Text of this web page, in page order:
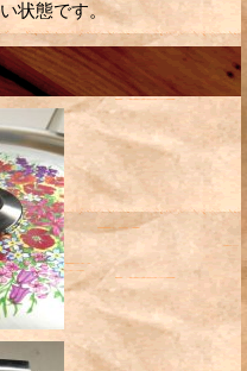
状態です。